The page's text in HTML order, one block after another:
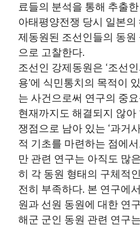
료들의 분석을 통해 추출
아태평양전쟁 당시 일본
제동원된 조선인들의 동
으로 고찰한다.
조선인 강제동원은 ‘조선
용’에 식민통치의 목적이
는 사건으로써 연구의 중
현재까지도 해결되지 않아
쟁점으로 남아 있는 ‘과거
적 기초를 마련하는 점에
만 관련 연구는 아직도 많
히 각 동원 형태의 구체적
전히 부족하다. 본 연구에
원과 선원 동원에 대한 연
해군 군인 동원 관련 연구